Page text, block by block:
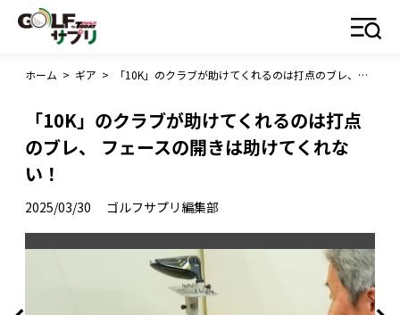
ホーム > ギア > 「10K」のクラブが助けてくれるのは打点のブレ、 フェースの開きは助けてくれない！
「10K」のクラブが助けてくれるのは打点
のブレ、 フェースの開きは助けてくれな
い！
2025/03/30 ゴルフサプリ編集部